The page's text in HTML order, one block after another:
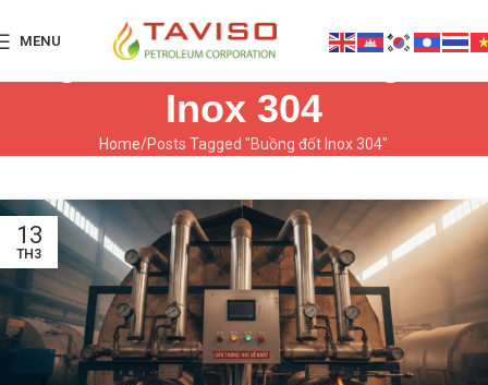
MENU
Tag Archives: Buồng đốt
Inox 304
Home Posts Tagged "Buồng đốt Inox 304"
13
TH3